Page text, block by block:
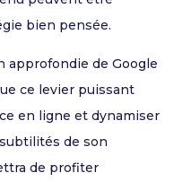
bien pensée.
approfondie de Google
ce levier puissant
en ligne et dynamiser
de son
de profiter